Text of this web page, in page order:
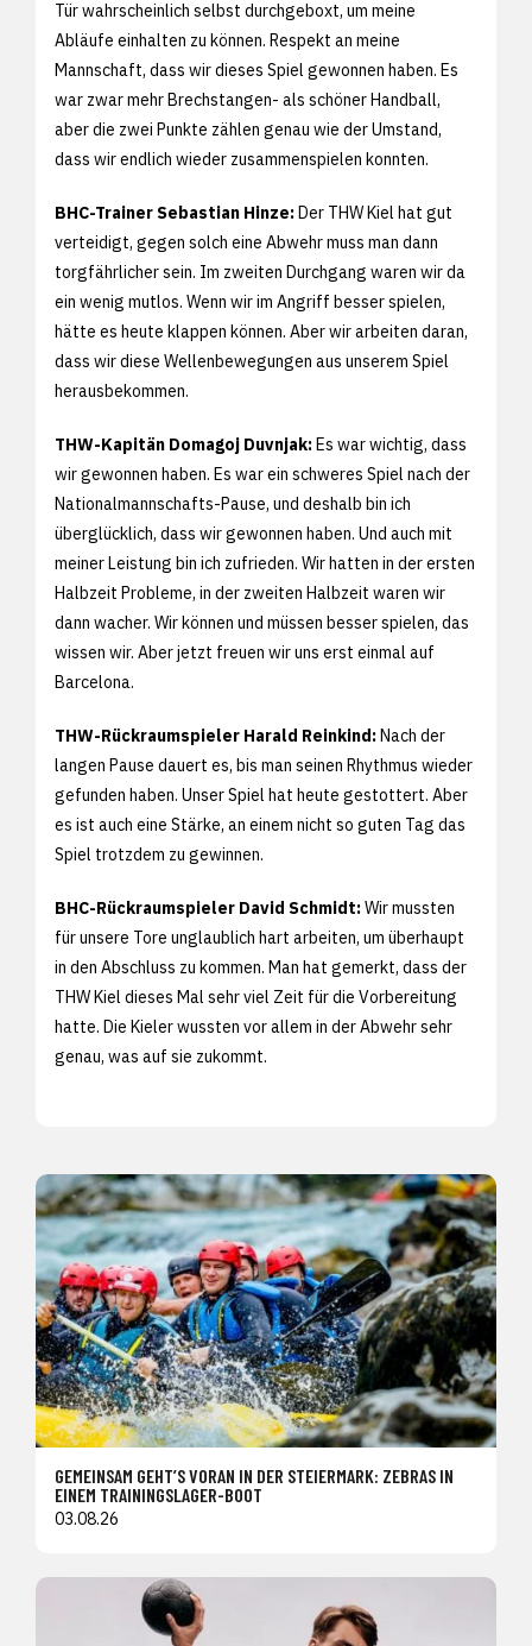
Tür wahrscheinlich selbst durchgeboxt, um meine
Abläufe einhalten zu können. Respekt an meine
Mannschaft, dass wir dieses Spiel gewonnen haben. Es
war zwar mehr Brechstangen- als schöner Handball,
aber die zwei Punkte zählen genau wie der Umstand,
dass wir endlich wieder zusammenspielen konnten.
BHC-Trainer Sebastian Hinze:Der THW Kiel hat gut
verteidigt, gegen solch eine Abwehr muss man dann
torgfährlicher sein. Im zweiten Durchgang waren wir da
ein wenig mutlos. Wenn wir im Angriff besser spielen,
hätte es heute klappen können. Aber wir arbeiten daran,
dass wir diese Wellenbewegungen aus unserem Spiel
herausbekommen.
THW-Kapitän Domagoj Duvnjak:Es war wichtig, dass
wir gewonnen haben. Es war ein schweres Spiel nach der
Nationalmannschafts-Pause, und deshalb bin ich
überglücklich, dass wir gewonnen haben. Und auch mit
meiner Leistung bin ich zufrieden. Wir hatten in der ersten
Halbzeit Probleme, in der zweiten Halbzeit waren wir
dann wacher. Wir können und müssen besser spielen, das
wissen wir. Aber jetzt freuen wir uns erst einmal auf
Barcelona.
THW-Rückraumspieler Harald Reinkind:Nach der
langen Pause dauert es, bis man seinen Rhythmus wieder
gefunden haben. Unser Spiel hat heute gestottert. Aber
es ist auch eine Stärke, an einem nicht so guten Tag das
Spiel trotzdem zu gewinnen.
BHC-Rückraumspieler David Schmidt:Wir mussten
für unsere Tore unglaublich hart arbeiten, um überhaupt
in den Abschluss zu kommen. Man hat gemerkt, dass der
THW Kiel dieses Mal sehr viel Zeit für die Vorbereitung
hatte. Die Kieler wussten vor allem in der Abwehr sehr
genau, was auf sie zukommt.
GEMEINSAM GEHT’S VORAN IN DER STEIERMARK: ZEBRAS IN
EINEM TRAININGSLAGER-BOOT
03.08.26